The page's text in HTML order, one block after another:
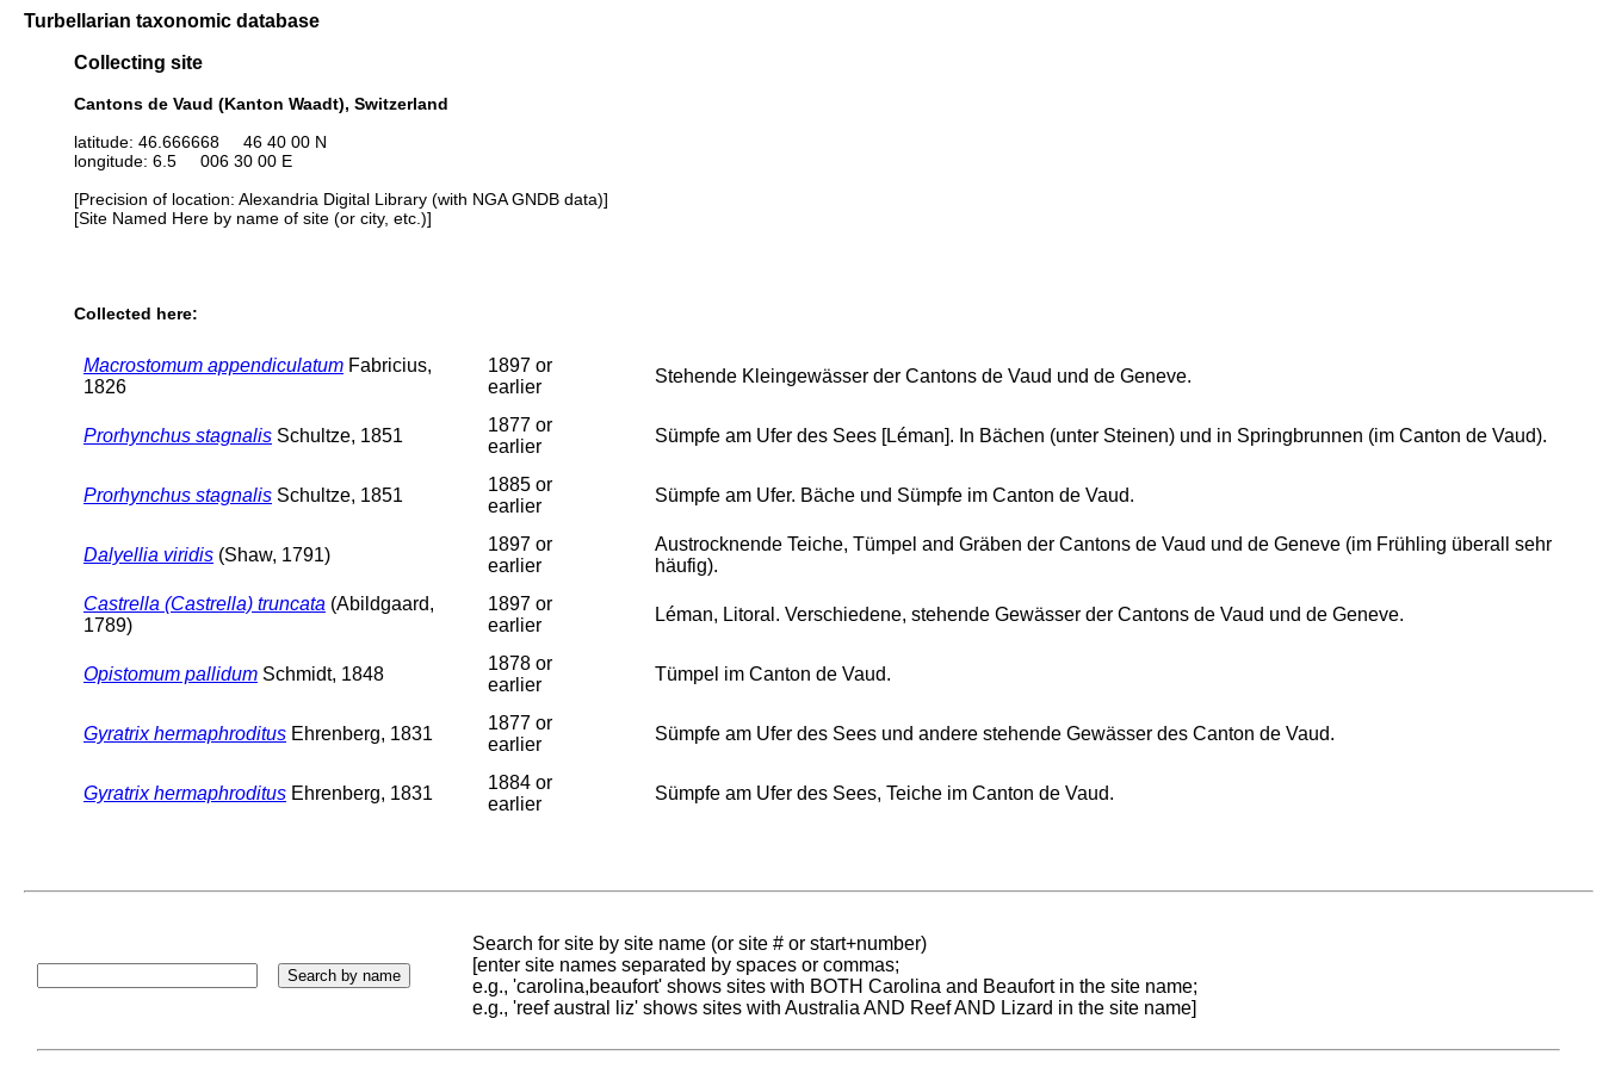
Turbellarian taxonomic database
Collecting site
Cantons de Vaud (Kanton Waadt), Switzerland
latitude: 46.666668 46 40 00 N
longitude: 6.5 006 30 00 E
[Precision of location: Alexandria Digital Library (with NGA GNDB data)]
[Site Named Here by name of site (or city, etc.)]
Collected here:
Macrostomum appendiculatum Fabricius,
1826
1897 or
earlier
Stehende Kleingewässer der Cantons de Vaud und de Geneve.
Prorhynchus stagnalis Schultze, 1851
1877 or
earlier
Sümpfe am Ufer des Sees [Léman]. In Bächen (unter Steinen) und in Springbrunnen (im Canton de Vaud).
Prorhynchus stagnalis Schultze, 1851
1885 or
earlier
Sümpfe am Ufer. Bäche und Sümpfe im Canton de Vaud.
Dalyellia viridis (Shaw, 1791)
1897 or
earlier
Austrocknende Teiche, Tümpel and Gräben der Cantons de Vaud und de Geneve (im Frühling überall sehr
häufig).
Castrella (Castrella) truncata (Abildgaard,
1789)
1897 or
earlier
Léman, Litoral. Verschiedene, stehende Gewässer der Cantons de Vaud und de Geneve.
Opistomum pallidum Schmidt, 1848
1878 or
earlier
Tümpel im Canton de Vaud.
Gyratrix hermaphroditus Ehrenberg, 1831
1877 or
earlier
Sümpfe am Ufer des Sees und andere stehende Gewässer des Canton de Vaud.
Gyratrix hermaphroditus Ehrenberg, 1831
1884 or
earlier
Sümpfe am Ufer des Sees, Teiche im Canton de Vaud.
Search for site by site name (or site # or start+number)
[enter site names separated by spaces or commas;
e.g., 'carolina,beaufort' shows sites with BOTH Carolina and Beaufort in the site name;
e.g., 'reef austral liz' shows sites with Australia AND Reef AND Lizard in the site name]